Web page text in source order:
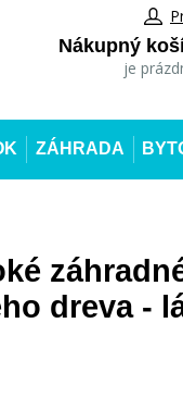
Nákupný
je
ZÁHRADA
dreva -